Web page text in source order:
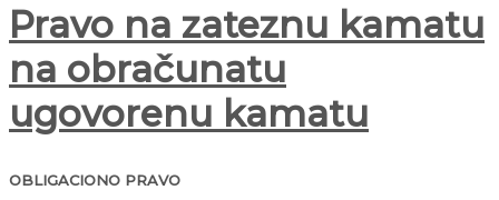
Pravo na zateznu kamatu
na obračunatu
ugovorenu kamatu
OBLIGACIONO PRAVO